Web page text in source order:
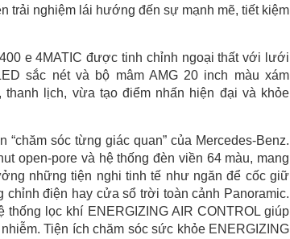
trải nghiệm lái hướng đến sự mạnh mẽ, tiết kiệm
e 4MATIC được tinh chỉnh ngoại thất với lưới
sắc nét và bộ mâm AMG 20 inch màu xám
lịch, vừa tạo điểm nhấn hiện đại và khỏe
sóc từng giác quan” của Mercedes-Benz.
open-pore và hệ thống đèn viền 64 màu, mang
những tiện nghi tinh tế như ngăn để cốc giữ
chỉnh điện hay cửa sổ trời toàn cảnh Panoramic.
lọc khí ENERGIZING AIR CONTROL giúp
Tiện ích chăm sóc sức khỏe ENERGIZING